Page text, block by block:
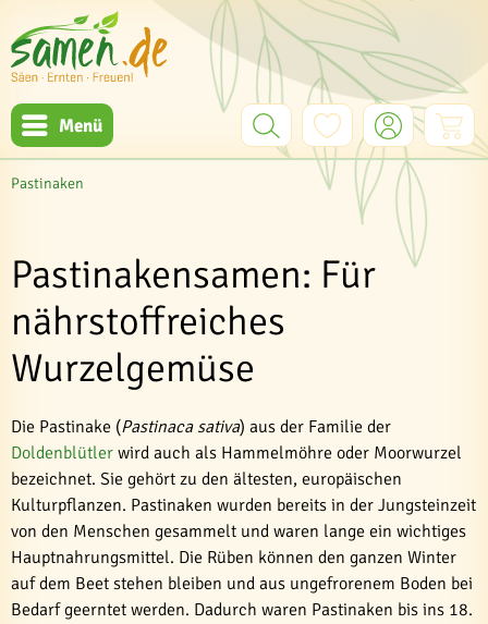
Menü
Pastinaken
Pastinakensamen: Für
nährstoffreiches
Wurzelgemüse
Die Pastinake (Pastinaca sativa) aus der Familie der
Doldenblütler wird auch als Hammelmöhre oder Moorwurzel
bezeichnet. Sie gehört zu den ältesten, europäischen
Kulturpflanzen. Pastinaken wurden bereits in der Jungsteinzeit
von den Menschen gesammelt und waren lange ein wichtiges
Hauptnahrungsmittel. Die Rüben können den ganzen Winter
auf dem Beet stehen bleiben und aus ungefrorenem Boden bei
Bedarf geerntet werden. Dadurch waren Pastinaken bis ins 18.